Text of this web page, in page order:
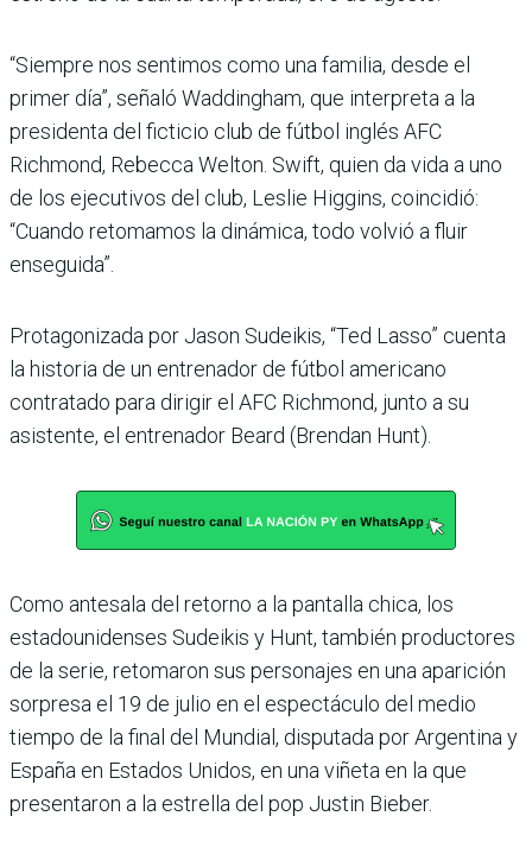
“Siempre nos sentimos como una familia, desde el
primer día”, señaló Waddingham, que interpreta a la
presidenta del ficticio club de fútbol inglés AFC
Richmond, Rebecca Welton. Swift, quien da vida a uno
de los ejecutivos del club, Leslie Higgins, coincidió:
“Cuando retomamos la dinámica, todo volvió a fluir
enseguida”.
Protagonizada por Jason Sudeikis, “Ted Lasso” cuenta
la historia de un entrenador de fútbol americano
contratado para dirigir el AFC Richmond, junto a su
asistente, el entrenador Beard (Brendan Hunt).
Como antesala del retorno a la pantalla chica, los
estadounidenses Sudeikis y Hunt, también productores
de la serie, retomaron sus personajes en una aparición
sorpresa el 19 de julio en el espectáculo del medio
tiempo de la final del Mundial, disputada por Argentina y
España en Estados Unidos, en una viñeta en la que
presentaron a la estrella del pop Justin Bieber.